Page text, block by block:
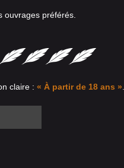
ouvrages préférés.
claire : « À partir de 18 ans »